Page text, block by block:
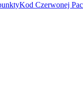
Kod Czerwonej